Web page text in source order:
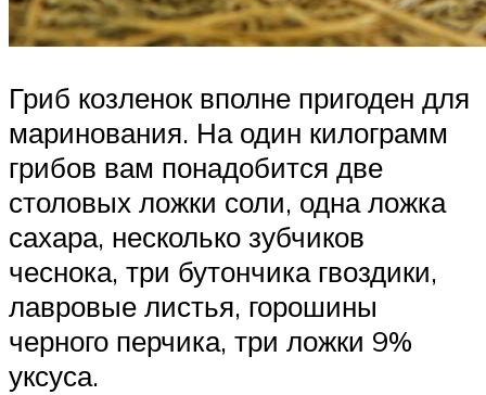
Гриб козленок вполне пригоден для
маринования. На один килограмм
грибов вам понадобится две
столовых ложки соли, одна ложка
сахара, несколько зубчиков
чеснока, три бутончика гвоздики,
лавровые листья, горошины
черного перчика, три ложки 9%
уксуса.